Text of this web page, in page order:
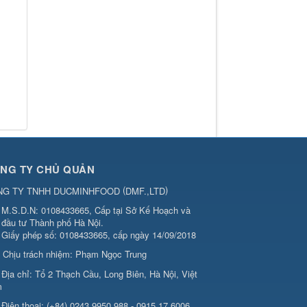
TY CHỦ QUẢN
TY TNHH DUCMINHFOOD (DMF.,LTD)
M.S.D.N: 0108433665, Cấp tại Sở Kế Hoạch và
đầu tư Thành phố Hà Nội.
Giấy phép số: 0108433665, cấp ngày 14/09/2018
Chịu trách nhiệm: Phạm Ngọc Trung
Địa chỉ: Tổ 2 Thạch Cầu, Long Biên, Hà Nội, Việt